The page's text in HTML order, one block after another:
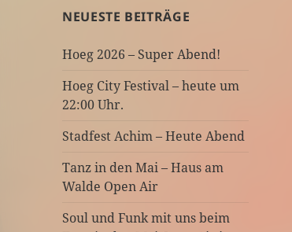
NEUESTE BEITRÄGE
Hoeg 2026 – Super Abend!
Hoeg City Festival – heute um
22:00 Uhr.
Stadfest Achim – Heute Abend
Tanz in den Mai – Haus am
Walde Open Air
Soul und Funk mit uns beim